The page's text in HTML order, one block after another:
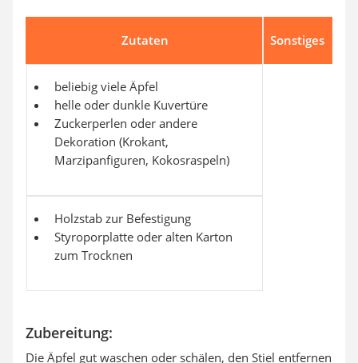
Zutaten Sonstiges
beliebig viele Äpfel
helle oder dunkle Kuvertüre
Zuckerperlen oder andere
Dekoration (Krokant,
Marzipanfiguren, Kokosraspeln)
Holzstab zur Befestigung
Styroporplatte oder alten Karton
zum Trocknen
Zubereitung:
Die Äpfel gut waschen oder schälen, den Stiel entfernen